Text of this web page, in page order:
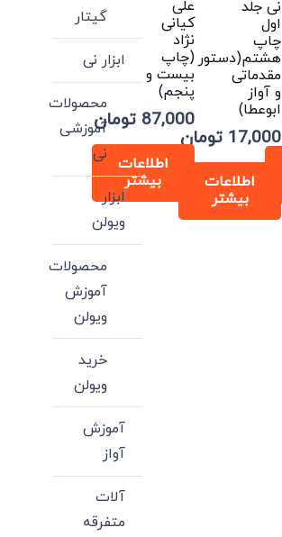
نی جلد
اول
چاپ
هشتم(دستور
مقدماتی
و آواز
ابوعطا)
17,000 تومان
اطلاعات
بیشتر
علی
کیانی
نژاد
(چاپ
بیست و
پنجم)
87,000 تومان
اطلاعات
بیشتر
گیتار
ابزار نی
محصولات
آموزشی
نی
ابزار
ویولن
محصولات
آموزش
ویولن
خرید
ویولن
آموزش
آواز
آلات
متفرقه